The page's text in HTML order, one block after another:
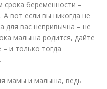
срока беременности –
А вот если вы никогда не
для вас непривычна – не
малыша родится, дайте
– и только тогда
мамы и малыша, ведь